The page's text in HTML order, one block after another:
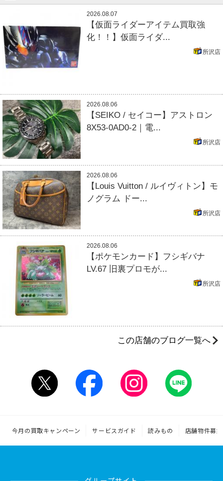
2026.08.07
【仮面ライダーアイテム買取強
化！！】仮面ライダ...
所沢店
2026.08.06
【SEIKO / セイコー】アストロン
8X53-0AD0-2｜電...
所沢店
2026.08.06
【Louis Vuitton / ルイヴィトン】モ
ノグラム ドー...
所沢店
2026.08.06
【ポケモンカード】フシギバナ
LV.67 旧裏プロモが...
所沢店
この店舗のブログ一覧へ
今月の買取キャンペーン サービスガイド 読みもの 店舗物件募集